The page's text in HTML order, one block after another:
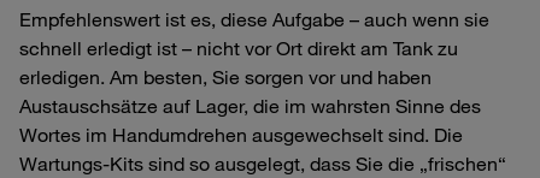
Empfehlenswert ist es, diese Aufgabe – auch wenn sie
schnell erledigt ist – nicht vor Ort direkt am Tank zu
erledigen. Am besten, Sie sorgen vor und haben
Austauschsätze auf Lager, die im wahrsten Sinne des
Wortes im Handumdrehen ausgewechselt sind. Die
Wartungs-Kits sind so ausgelegt, dass Sie die „frischen“